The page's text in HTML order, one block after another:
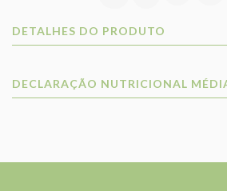
DETALHES DO PRODUTO
DECLARAÇÃO NUTRICIONAL